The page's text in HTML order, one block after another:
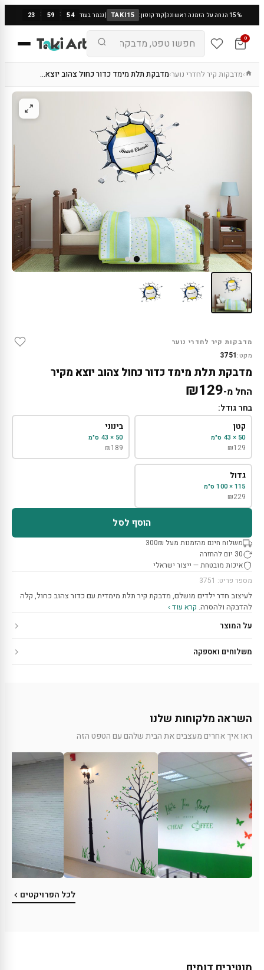
15% הנחה על הזמנה ראשונה |קוד קופון: TAKI15
|נגמר בעוד 23 : 59 : 53
0
›מדבקות קיר לחדרי נוער›מדבקת תלת מימד כדור כחול צהוב יוצא…
מדבקות קיר לחדרי נוער
מקט:3751
מדבקת תלת מימד כדור כחול צהוב יוצא מקיר
החל מ- ₪129
בחר גודל:
קטן
50 × 43 ס"מ
₪129
בינוני
50 × 43 ס"מ
₪189
גדול
115 × 100 ס"מ
₪229
הוסף לסל
משלוח חינם מהזמנות מעל 300₪
30 יום להחזרה
איכות מובטחת — ייצור ישראלי
מספר פריט: 3751
לעיצוב חדר ילדים מושלם, מדבקת קיר תלת מימדית עם כדור צהוב כחול, קלה
להדבקה ולהסרה. קרא עוד ›
על המוצר
משלוחים ואספקה
השראה מלקוחות שלנו
ראו איך אחרים מעצבים את הבית שלהם עם הטפט הזה
לכל הפרויקטים